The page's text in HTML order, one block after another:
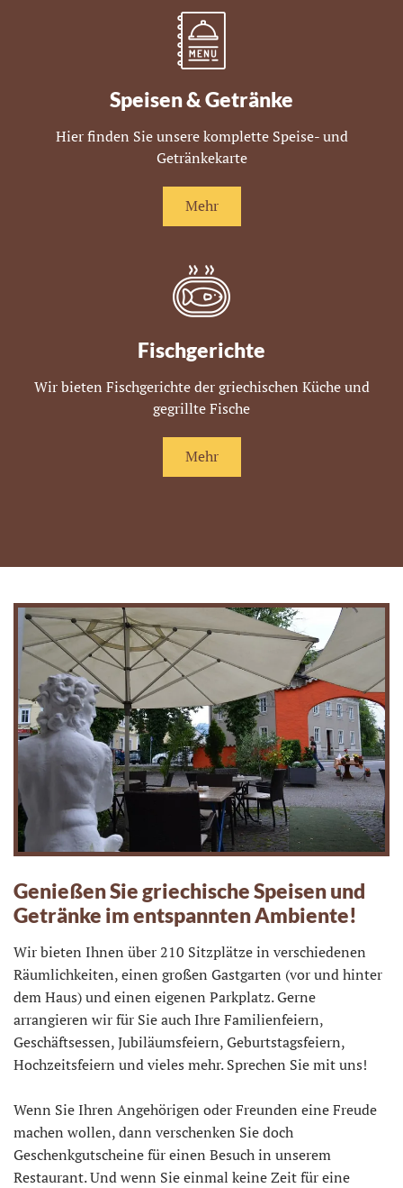
Speisen & Getränke
Hier finden Sie unsere komplette Speise- und
Getränkekarte
Mehr
Fischgerichte
Wir bieten Fischgerichte der griechischen Küche und
gegrillte Fische
Mehr
Genießen Sie griechische Speisen und
Getränke im entspannten Ambiente!
Wir bieten Ihnen über 210 Sitzplätze in verschiedenen
Räumlichkeiten, einen großen Gastgarten (vor und hinter
dem Haus) und einen eigenen Parkplatz. Gerne
arrangieren wir für Sie auch Ihre Familienfeiern,
Geschäftsessen, Jubiläumsfeiern, Geburtstagsfeiern,
Hochzeitsfeiern und vieles mehr. Sprechen Sie mit uns!
Wenn Sie Ihren Angehörigen oder Freunden eine Freude
machen wollen, dann verschenken Sie doch
Geschenkgutscheine für einen Besuch in unserem
Restaurant. Und wenn Sie einmal keine Zeit für eine